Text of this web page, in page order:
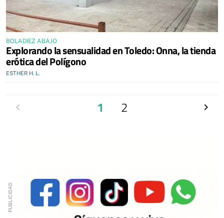
BOLADIEZ ABAJO
Explorando la sensualidad en Toledo: Onna, la tienda
erótica del Polígono
ESTHER H. L.
1 2